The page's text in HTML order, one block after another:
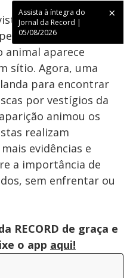
Assista à íntegra do
Jornal da Record |
05/08/2026
em Itariri, no
pela primeira vez desde
animal aparece
sítio. Agora, uma
para encontrar
por vestígios da
animou os
realizam
evidências e
a importância de
sem enfrentar ou
RECORD de graça e
o app aqui!